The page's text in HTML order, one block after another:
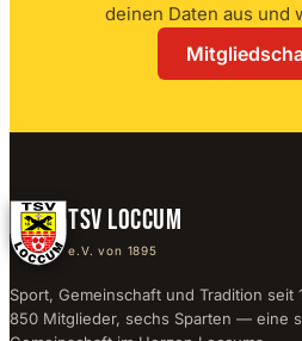
deinen Daten aus und
TSV LOCCUM
e.V. von 1895
Sport, Gemeinschaft und Tradition seit
850 Mitglieder, sechs Sparten — eine